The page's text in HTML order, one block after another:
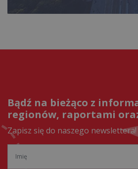
Bądź na bieżąco z
regionów, raportami
Zapisz się do naszego newslettera!